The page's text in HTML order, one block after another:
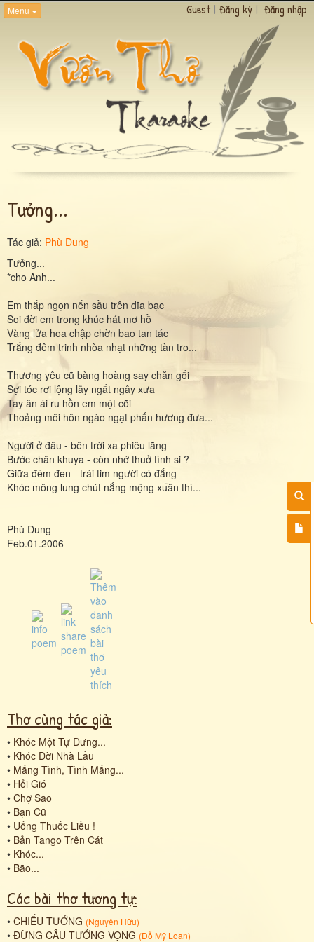
Menu Guest | Đăng ký | Đăng nhập
Tưởng...
Tác giả: Phù Dung
Tưởng...
*cho Anh...
Em thắp ngọn nến sầu trên dĩa bạc
Soi đời em trong khúc hát mơ hồ
Vàng lửa hoa chập chờn bao tan tác
Trắng đêm trinh nhòa nhạt những tàn tro...
Thương yêu cũ bàng hoàng say chăn gối
Sợi tóc rơi lộng lẫy ngất ngây xưa
Tay ân ái ru hồn em một cõi
Thoảng môi hôn ngào ngạt phấn hương đưa...
Người ở đâu - bên trời xa phiêu lãng
Bước chân khuya - còn nhớ thuở tình si ?
Giữa đêm đen - trái tim người có đắng
Khóc mông lung chút nắng mộng xuân thì...
Phù Dung
Feb.01.2006
Thơ cùng tác giả:
• Khóc Một Tự Dưng...
• Khóc Đời Nhà Lầu
• Mắng Tình, Tình Mắng...
• Hỏi Gió
• Chợ Sao
• Bạn Cũ
• Uống Thuốc Liều !
• Bản Tango Trên Cát
• Khóc...
• Bão...
Các bài thơ tương tự:
• CHIẾU TƯỚNG (Nguyên Hữu)
• ĐỪNG CÂU TƯỞNG VỌNG (Đỗ Mỹ Loan)